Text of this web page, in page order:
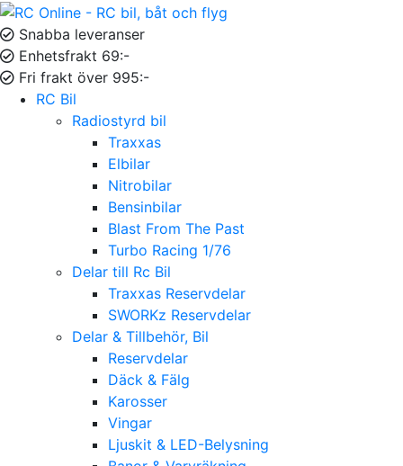
Snabba leveranser
Enhetsfrakt 69:-
Fri frakt över 995:-
RC Bil
Radiostyrd bil
Traxxas
Elbilar
Nitrobilar
Bensinbilar
Blast From The Past
Turbo Racing 1/76
Delar till Rc Bil
Traxxas Reservdelar
SWORKz Reservdelar
Delar & Tillbehör, Bil
Reservdelar
Däck & Fälg
Karosser
Vingar
Ljuskit & LED-Belysning